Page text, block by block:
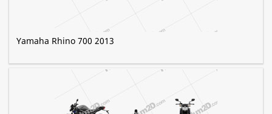
Yamaha Rhino 700 2013